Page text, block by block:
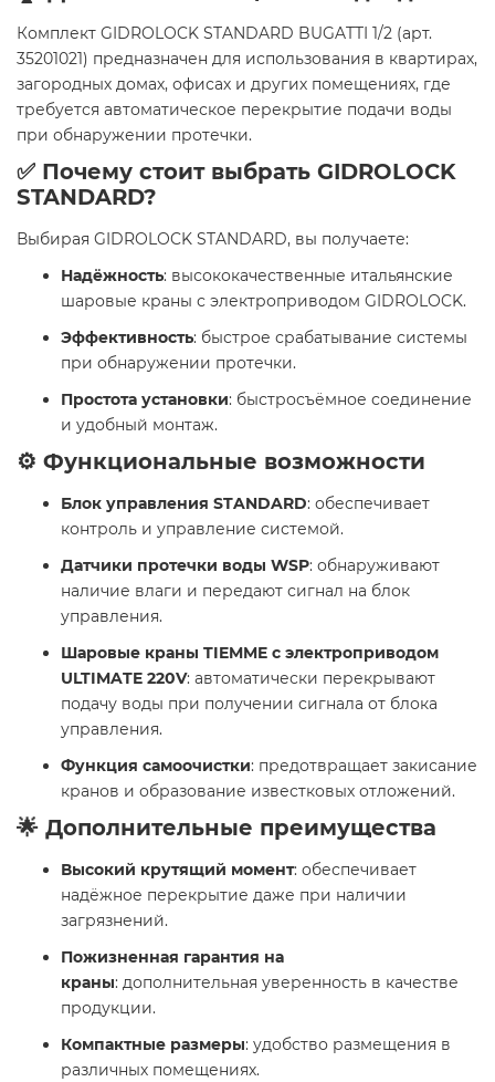
Комплект GIDROLOCK STANDARD BUGATTI 1/2 (арт.
35201021) предназначен для использования в квартирах,
загородных домах, офисах и других помещениях, где
требуется автоматическое перекрытие подачи воды
при обнаружении протечки.
✅ Почему стоит выбрать GIDROLOCK
STANDARD?
Выбирая GIDROLOCK STANDARD, вы получаете:
Надёжность: высококачественные итальянские
шаровые краны с электроприводом GIDROLOCK.
Эффективность: быстрое срабатывание системы
при обнаружении протечки.
Простота установки: быстросъёмное соединение
и удобный монтаж.
⚙️ Функциональные возможности
Блок управления STANDARD: обеспечивает
контроль и управление системой.
Датчики протечки воды WSP: обнаруживают
наличие влаги и передают сигнал на блок
управления.
Шаровые краны TIEMME с электроприводом
ULTIMATE 220V: автоматически перекрывают
подачу воды при получении сигнала от блока
управления.
Функция самоочистки: предотвращает закисание
кранов и образование известковых отложений.
🌟 Дополнительные преимущества
Высокий крутящий момент: обеспечивает
надёжное перекрытие даже при наличии
загрязнений.
Пожизненная гарантия на
краны: дополнительная уверенность в качестве
продукции.
Компактные размеры: удобство размещения в
различных помещениях.